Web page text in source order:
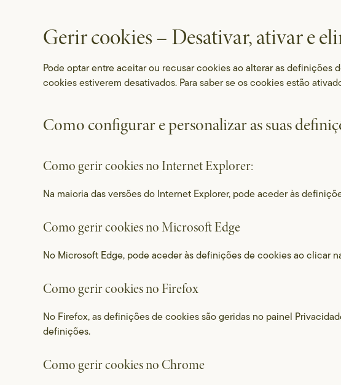
Gerir cookies – Desativar, ativar e
Pode optar entre aceitar ou recusar cookies ao alterar as definições
cookies estiverem desativados. Para saber se os cookies estão
Como configurar e personalizar as suas
Como gerir cookies no Internet Explorer:
Na maioria das versões do Internet Explorer, pode aceder às
Como gerir cookies no Microsoft Edge
No Microsoft Edge, pode aceder às definições de cookies ao clicar
Como gerir cookies no Firefox
No Firefox, as definições de cookies são geridas no painel
definições.
Como gerir cookies no Chrome